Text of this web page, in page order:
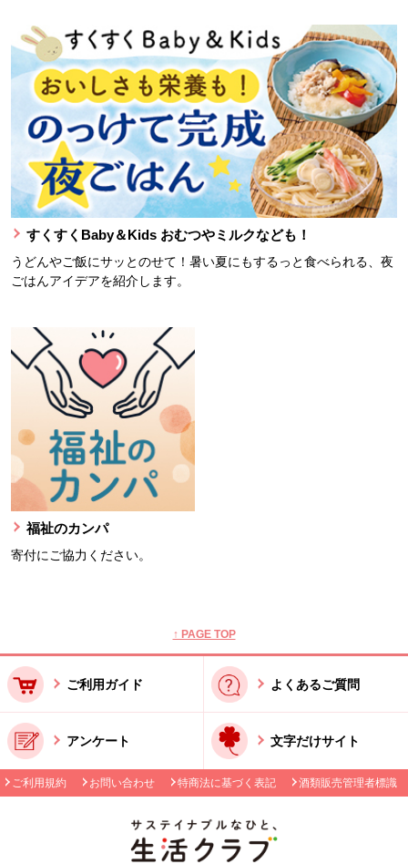
すくすくBaby＆Kids おむつやミルクなども！
うどんやご飯にサッとのせて！暑い夏にもするっと食べられる、夜
ごはんアイデアを紹介します。
福祉のカンパ
寄付にご協力ください。
↑ PAGE TOP
ご利用ガイド よくあるご質問
アンケート 文字だけサイト
ご利用規約 お問い合わせ 特商法に基づく表記 酒類販売管理者標識